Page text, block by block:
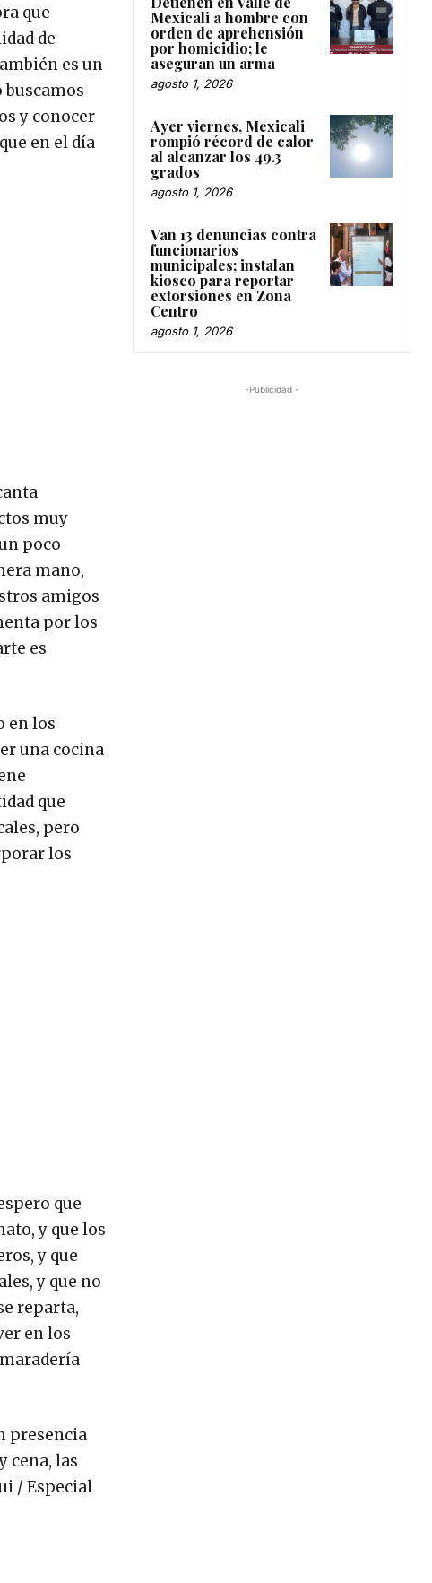
que
de
es un
y conocer
en el día
muy
poco
mano,
amigos
por los
es
en los
una cocina
que
pero
los
que
y que los
y que
y que no
reparta,
en los
presencia
cena, las
/ Especial
Mexicali a hombre con
orden de aprehensión
por homicidio; le
aseguran un arma
agosto 1, 2026
Ayer viernes, Mexicali
rompió récord de calor
al alcanzar los 49.3
grados
agosto 1, 2026
Van 13 denuncias contra
funcionarios
municipales; instalan
kiosco para reportar
extorsiones en Zona
Centro
agosto 1, 2026
-Publicidad -